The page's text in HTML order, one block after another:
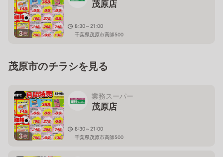
3枚
茂原店
8:30～21:00
千葉県茂原市高師500
茂原市のチラシを見る
3枚
業務スーパー
茂原店
8:30～21:00
千葉県茂原市高師500